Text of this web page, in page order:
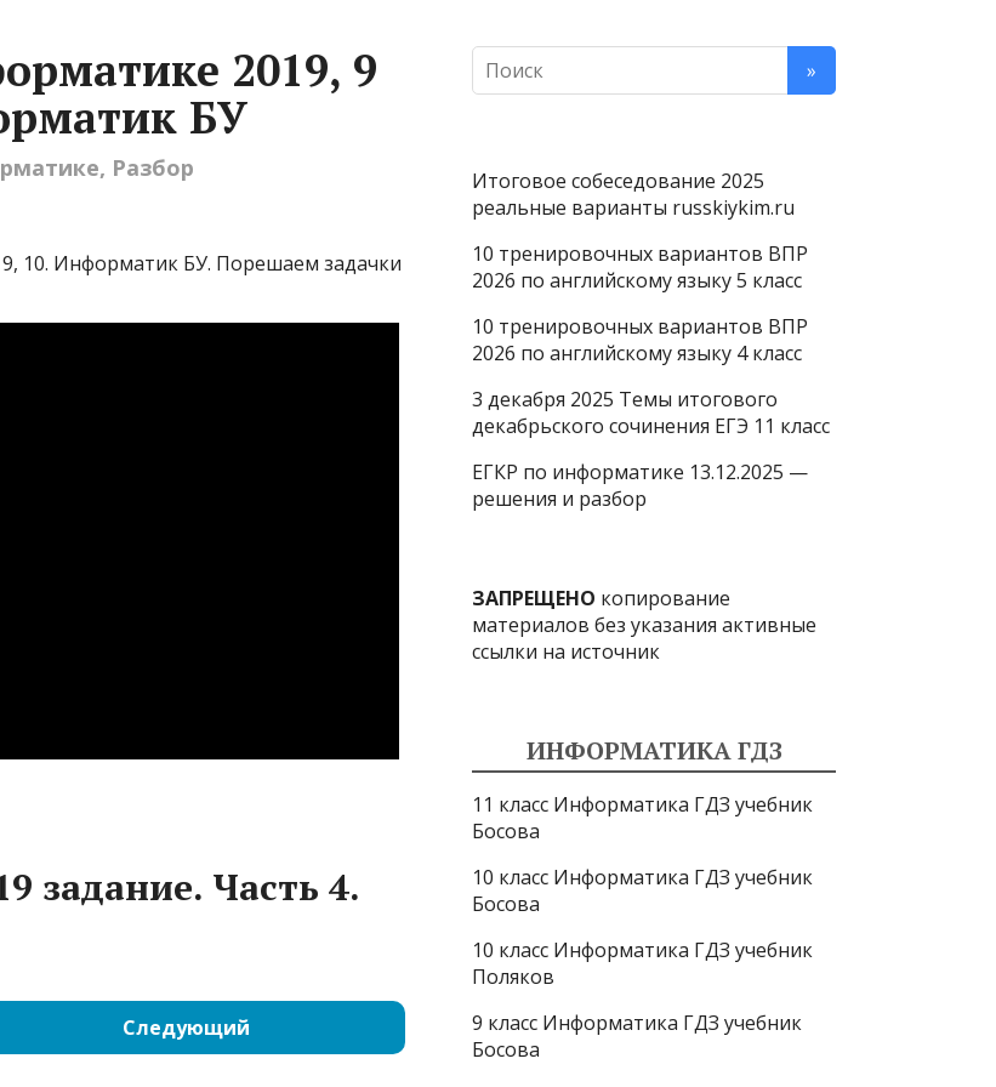
2019, 9
БУ
, Разбор
10. Информатик БУ. Порешаем задачки
задание. Часть 4.
Следующий
Итоговое собеседование 2025
реальные варианты russkiykim.ru
10 тренировочных вариантов ВПР
2026 по английскому языку 5 класс
10 тренировочных вариантов ВПР
2026 по английскому языку 4 класс
3 декабря 2025 Темы итогового
декабрьского сочинения ЕГЭ 11 класс
ЕГКР по информатике 13.12.2025 —
решения и разбор
ЗАПРЕЩЕНО копирование
материалов без указания активные
ссылки на источник
ИНФОРМАТИКА ГДЗ
11 класс Информатика ГДЗ учебник
Босова
10 класс Информатика ГДЗ учебник
Босова
10 класс Информатика ГДЗ учебник
Поляков
9 класс Информатика ГДЗ учебник
Босова